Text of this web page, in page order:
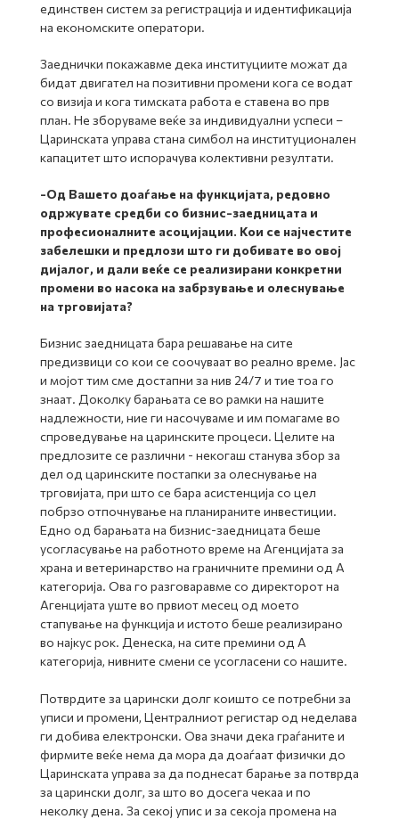
единствен систем за регистрација и идентификација
на економските оператори.
Заеднички покажавме дека институциите можат да
бидат двигател на позитивни промени кога се водат
со визија и кога тимската работа е ставена во прв
план. Не зборуваме веќе за индивидуални успеси –
Царинската управа стана симбол на институционален
капацитет што испорачува колективни резултати.
-Од Вашето доаѓање на функцијата, редовно
одржувате средби со бизнис-заедницата и
професионалните асоцијации. Кои се најчестите
забелешки и предлози што ги добивате во овој
дијалог, и дали веќе се реализирани конкретни
промени во насока на забрзување и олеснување
на трговијата?
Бизнис заедницата бара решавање на сите
предизвици со кои се соочуваат во реално време. Јас
и мојот тим сме достапни за нив 24/7 и тие тоа го
знаат. Доколку барањата се во рамки на нашите
надлежности, ние ги насочуваме и им помагаме во
спроведување на царинските процеси. Целите на
предлозите се различни - некогаш станува збор за
дел од царинските постапки за олеснување на
трговијата, при што се бара асистенција со цел
побрзо отпочнување на планираните инвестиции.
Едно од барањата на бизнис-заедницата беше
усогласување на работното време на Агенцијата за
храна и ветеринарство на граничните премини од А
категорија. Ова го разговаравме со директорот на
Агенцијата уште во првиот месец од моето
стапување на функција и истото беше реализирано
во најкус рок. Денеска, на сите премини од А
категорија, нивните смени се усогласени со нашите.
Потврдите за царински долг коишто се потребни за
уписи и промени, Централниот регистар од неделава
ги добива електронски. Ова значи дека граѓаните и
фирмите веќе нема да мора да доаѓаат физички до
Царинската управа за да поднесат барање за потврда
за царински долг, за што во досега чекаа и по
неколку дена. За секој упис и за секоја промена на